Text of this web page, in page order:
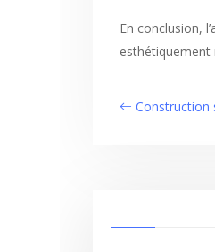
En conclusion,
esthétiquement
Construction